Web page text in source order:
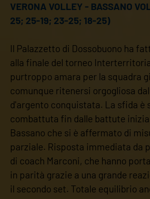
VERONA VOLLEY - BASSANO
25; 25-19; 23-25; 18-25)
Il Palazzetto di Dossobuono ha
alla finale del torneo
purtroppo amara per la squadra
comunque ritenersi orgogliosa
d'argento conquistata. La sfida è
combattuta fin dalle battute
Bassano che si è affermato di
parziale. Risposta immediata da
di coach Marconi, che hanno
in parità grazie a una grande
il secondo set. Totale equilibrio